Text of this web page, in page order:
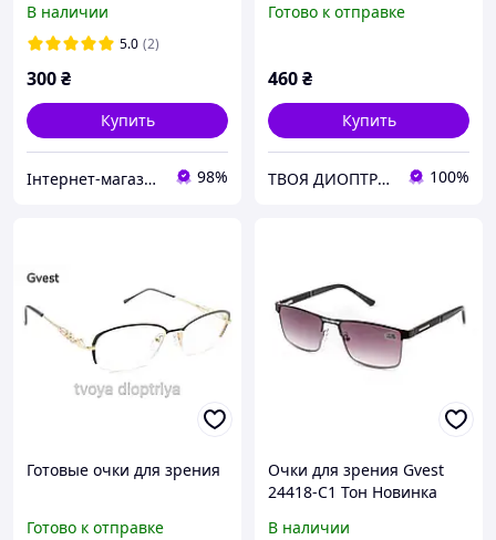
В наличии
5.0 (2)
300₴
Купить
Інтернет-магазин "Нові окуляри" 98%
Готово к отправке
460₴
Купить
ТВОЯ ДИОПТРИЯ 100%
Готовые очки для зрения
Готово к отправке
Очки для зрения Gvest
24418-C1 Тон Новинка
В наличии